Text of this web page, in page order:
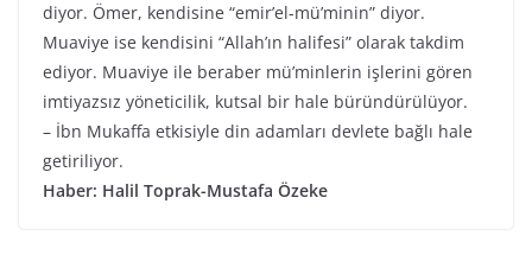
diyor. Ömer, kendisine “emir’el-mü’minin” diyor.
Muaviye ise kendisini “Allah’ın halifesi” olarak takdim
ediyor. Muaviye ile beraber mü’minlerin işlerini gören
imtiyazsız yöneticilik, kutsal bir hale büründürülüyor.
– İbn Mukaffa etkisiyle din adamları devlete bağlı hale
getiriliyor.
Haber: Halil Toprak-Mustafa Özeke